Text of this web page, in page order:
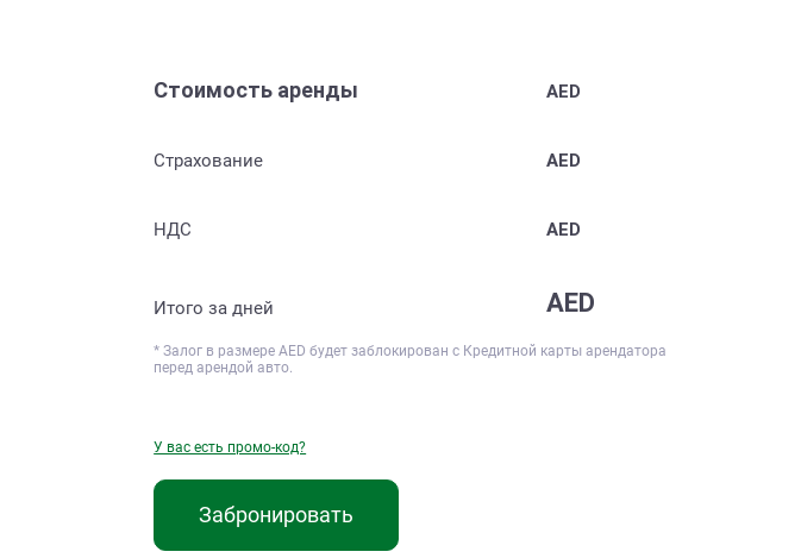
Стоимость аренды AED
Страхование AED
НДС AED
Итого за дней AED
* Залог в размереAED будет заблокирован с Кредитной карты арендатора
перед арендой авто.
У вас есть промо-код?
Забронировать